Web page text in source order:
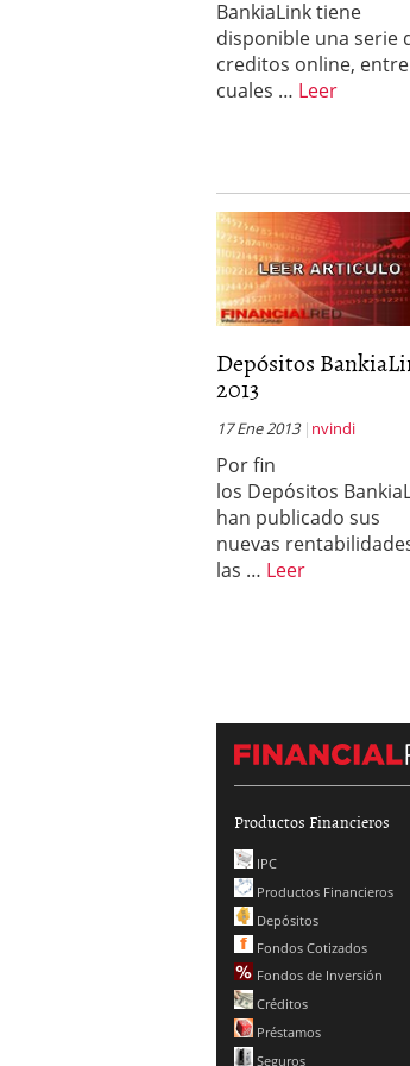
BankiaLink tiene
disponible una serie
creditos online,
cuales … Leer
Depósitos
2013
17 Ene 2013 nvindi
Por fin
los Depósitos
han publicado sus
nuevas
las … Leer
Productos Financieros
IPC
Productos Financieros
Depósitos
Fondos Cotizados
Fondos de Inversión
Créditos
Préstamos
Seguros